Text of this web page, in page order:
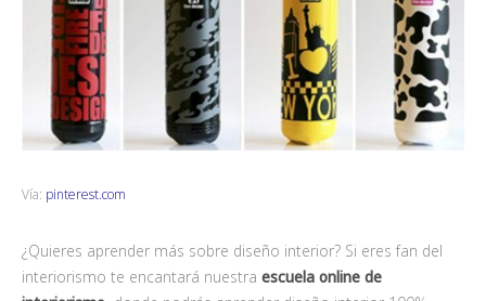
Vía: pinterest.com
¿Quieres aprender más sobre diseño interior? Si eres fan del
interiorismo te encantará nuestra escuela online de